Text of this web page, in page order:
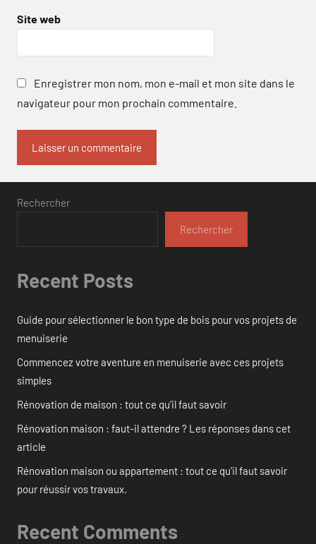
Site web
Enregistrer mon nom, mon e-mail et mon site dans le
navigateur pour mon prochain commentaire.
Rechercher
Rechercher
Recent Posts
Guide pour sélectionner le bon type de bois pour vos projets de
menuiserie
Commencez votre aventure en menuiserie avec ces projets
simples
Rénovation de maison : tout ce qu’il faut savoir
Rénovation maison : faut-il attendre ? Les réponses dans cet
article
Rénovation maison ou appartement : tout ce qu’il faut savoir
pour réussir vos travaux.
Recent Comments